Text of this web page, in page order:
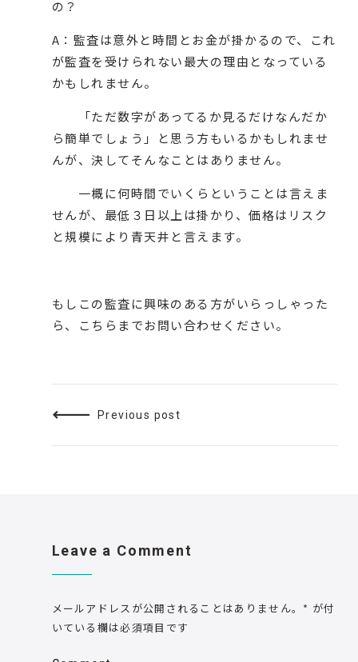
の？
A：監査は意外と時間とお金が掛かるので、これ
が監査を受けられない最大の理由となっている
かもしれません。
「ただ数字があってるか見るだけなんだか
ら簡単でしょう」と思う方もいるかもしれませ
んが、決してそんなことはありません。
一概に何時間でいくらということは言えま
せんが、最低３日以上は掛かり、価格はリスク
と規模により青天井と言えます。
もしこの監査に興味のある方がいらっしゃった
ら、
こちら までお問い合わせください。
Previous post
Leave a Comment
メールアドレスが公開されることはありません。 * が付
いている欄は必須項目です